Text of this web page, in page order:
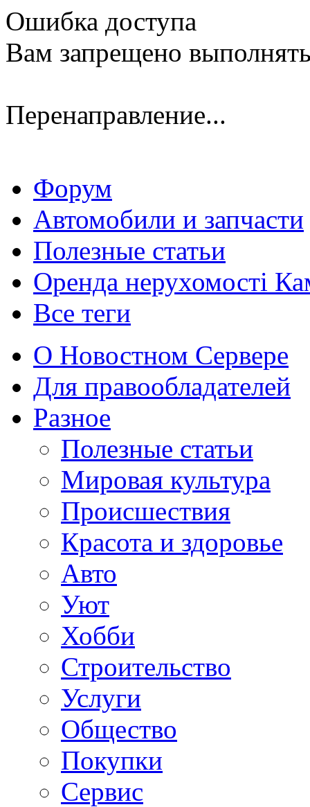
Ошибка доступа
Вам запрещено
Перенаправление...
Форум
Автомобили и запчасти
Полезные статьи
Оренда нерухомості
Все теги
О Новостном Сервере
Для правообладателей
Разное
Полезные статьи
Мировая культура
Происшествия
Красота и здоровье
Авто
Уют
Хобби
Строительство
Услуги
Общество
Покупки
Сервис